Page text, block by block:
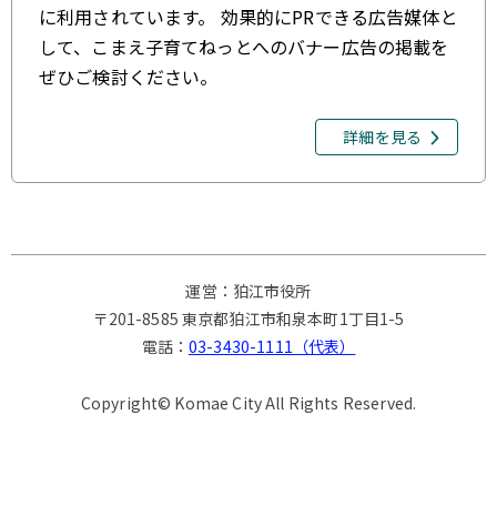
に利用されています。 効果的にPRできる広告媒体と
して、こまえ子育てねっとへのバナー広告の掲載を
ぜひご検討ください。
詳細を見る
運営：狛江市役所
〒201-8585 東京都狛江市和泉本町1丁目1-5
電話：03-3430-1111（代表）
Copyright© Komae City All Rights Reserved.